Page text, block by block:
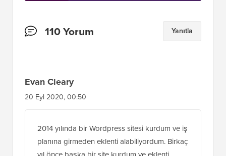
Okuyucu110 Yorum Yanıtla
Evan Cleary
20 Eyl 2020, 00:50
2014 yılında bir Wordpress sitesi kurdum ve iş
planına girmeden eklenti alabiliyordum. Birkaç